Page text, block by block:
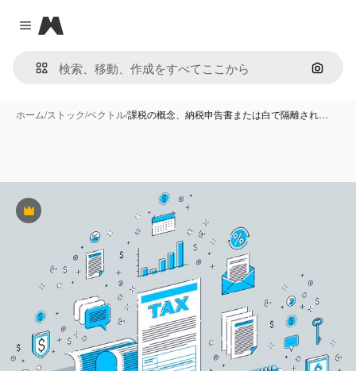
Close menu
Magnific
画像で
ホーム/ストック/ベクトル/課税の概念、納税申告書または白で隔離され…
Premium